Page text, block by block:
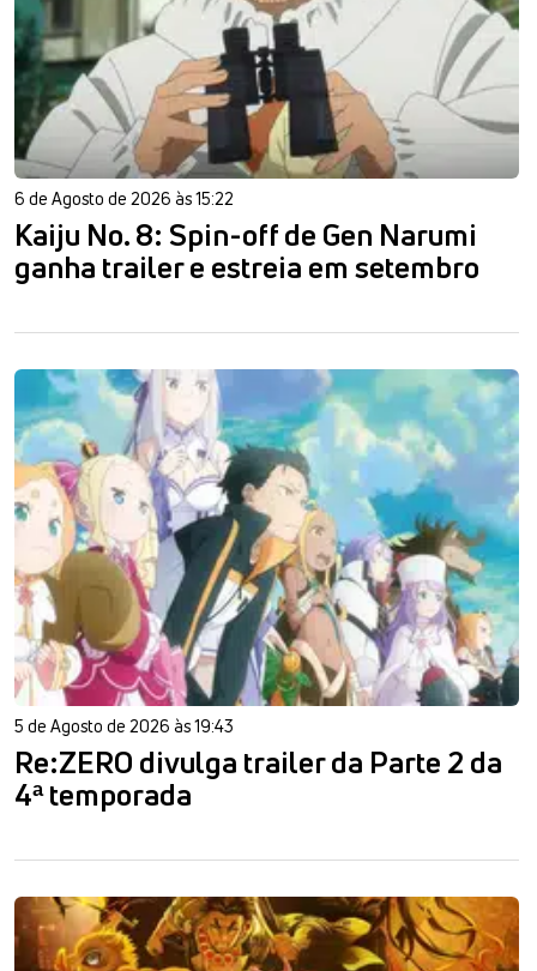
6 de Agosto de 2026 às 15:22
Kaiju No. 8: Spin-off de Gen Narumi
ganha trailer e estreia em setembro
5 de Agosto de 2026 às 19:43
Re:ZERO divulga trailer da Parte 2 da
4ª temporada